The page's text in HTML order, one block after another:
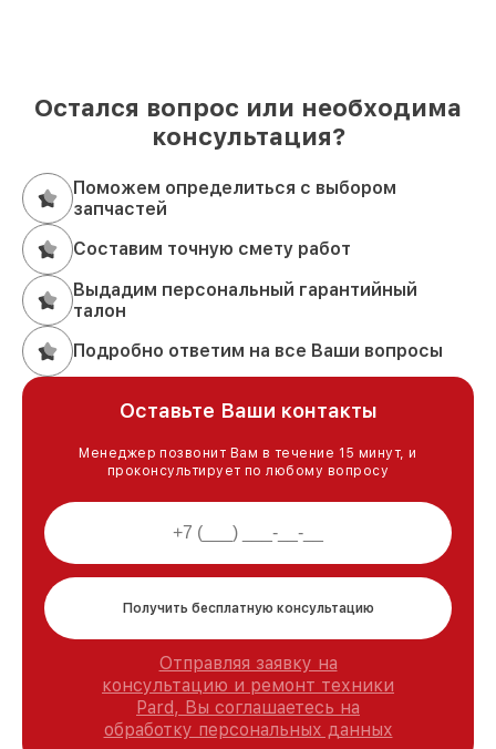
Остался вопрос или необходима
консультация?
Поможем определиться с выбором
запчастей
Составим точную смету работ
Выдадим персональный гарантийный
талон
Подробно ответим на все Ваши вопросы
Оставьте Ваши контакты
Менеджер позвонит Вам в течение 15 минут, и
проконсультирует по любому вопросу
Получить бесплатную консультацию
Отправляя заявку на
консультацию и ремонт техники
Pard, Вы соглашаетесь на
обработку персональных данных